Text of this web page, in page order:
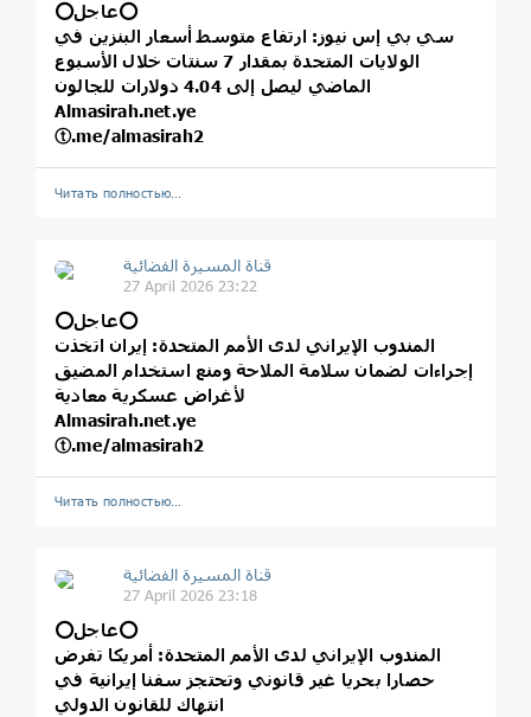
⭕️عاجل⭕️
سي بي إس نيوز: ارتفاع متوسط أسعار البنزين في
الولايات المتحدة بمقدار 7 سنتات خلال الأسبوع
الماضي ليصل إلى 4.04 دولارات للجالون
Almasirah.net.ye
ⓣ.me/almasirah2
Читать полностью…
قناة المسيرة الفضائية
27 April 2026 23:22
⭕️عاجل⭕️
المندوب الإيراني لدى الأمم المتحدة: إيران اتخذت
إجراءات لضمان سلامة الملاحة ومنع استخدام المضيق
لأغراض عسكرية معادية
Almasirah.net.ye
ⓣ.me/almasirah2
Читать полностью…
قناة المسيرة الفضائية
27 April 2026 23:18
⭕️عاجل⭕️
المندوب الإيراني لدى الأمم المتحدة: أمريكا تفرض
حصارا بحريا غير قانوني وتحتجز سفنا إيرانية في
انتهاك للقانون الدولي